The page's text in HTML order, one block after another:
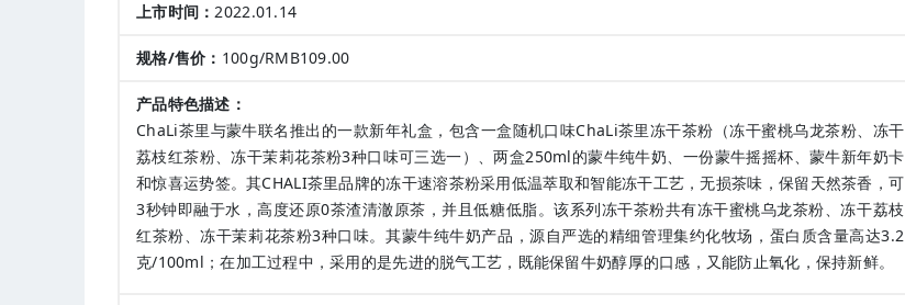
上市时间：2022.01.14
规格/售价： 100g/RMB109.00
产品特色描述：
ChaLi茶里与蒙牛联名推出的一款新年礼盒，包含一盒随机口味ChaLi茶里冻干茶粉（冻干蜜桃乌龙茶粉、冻干
荔枝红茶粉、冻干茉莉花茶粉3种口味可三选一）、两盒250ml的蒙牛纯牛奶、一份蒙牛摇摇杯、蒙牛新年奶卡
和惊喜运势签。其CHALI茶里品牌的冻干速溶茶粉采用低温萃取和智能冻干工艺，无损茶味，保留天然茶香，可
3秒钟即融于水，高度还原0茶渣清澈原茶，并且低糖低脂。该系列冻干茶粉共有冻干蜜桃乌龙茶粉、冻干荔枝
红茶粉、冻干茉莉花茶粉3种口味。其蒙牛纯牛奶产品，源自严选的精细管理集约化牧场，蛋白质含量高达3.2
克/100ml；在加工过程中，采用的是先进的脱气工艺，既能保留牛奶醇厚的口感，又能防止氧化，保持新鲜。